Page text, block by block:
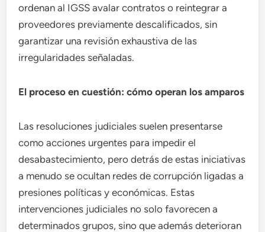
ordenan al IGSS avalar contratos o reintegrar a
proveedores previamente descalificados, sin
garantizar una revisión exhaustiva de las
irregularidades señaladas.
El proceso en cuestión: cómo operan los amparos
Las resoluciones judiciales suelen presentarse
como acciones urgentes para impedir el
desabastecimiento, pero detrás de estas iniciativas
a menudo se ocultan redes de corrupción ligadas a
presiones políticas y económicas. Estas
intervenciones judiciales no solo favorecen a
determinados grupos, sino que además deterioran